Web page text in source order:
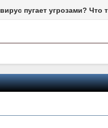
пугает угрозами? Что